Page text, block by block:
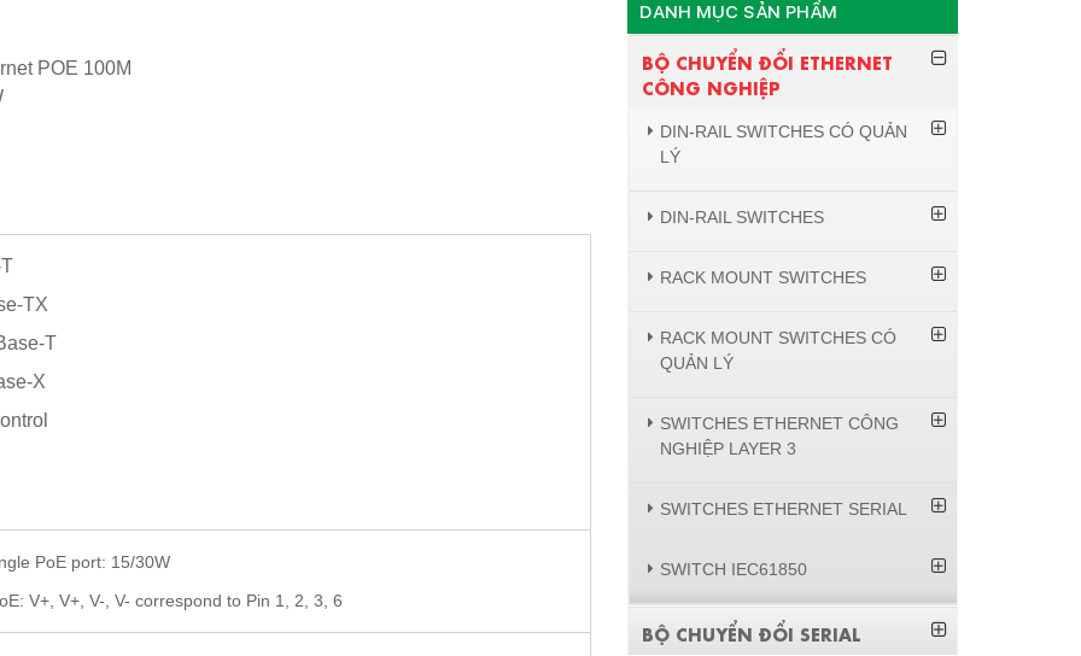
POE 100M
TX
T
X
PoE port: 15/30W
V+, V+, V-, V- correspond to Pin 1, 2, 3, 6
DANH MỤC SẢN PHẨM
BỘ CHUYỂN ĐỔI ETHERNET
CÔNG NGHIỆP
DIN-RAIL SWITCHES CÓ QUẢN
LÝ
DIN-RAIL SWITCHES
RACK MOUNT SWITCHES
RACK MOUNT SWITCHES CÓ
QUẢN LÝ
SWITCHES ETHERNET CÔNG
NGHIỆP LAYER 3
SWITCHES ETHERNET SERIAL
SWITCH IEC61850
BỘ CHUYỂN ĐỔI SERIAL